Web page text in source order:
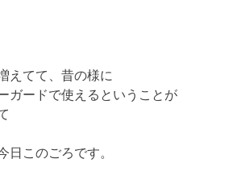
えてて、昔の様に
ガードで使えるということが
日このごろです。